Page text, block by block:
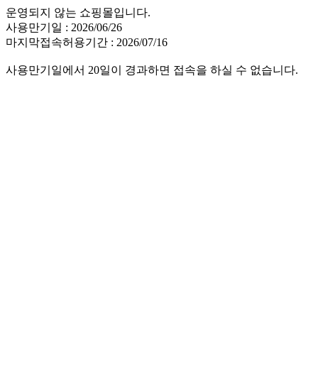
운영되지 않는 쇼핑몰입니다.
사용만기일 : 2026/06/26
마지막접속허용기간 : 2026/07/16
사용만기일에서 20일이 경과하면 접속을 하실 수 없습니다.